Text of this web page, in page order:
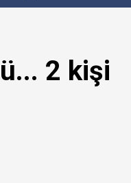
kararı...
dikkat çekti!
2 kişi